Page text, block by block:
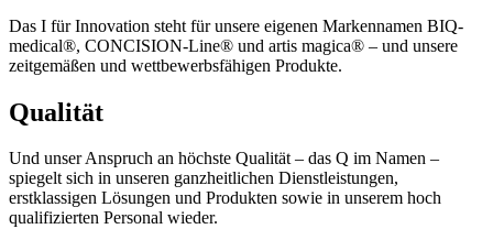
Das I für Innovation steht für unsere eigenen Markennamen BIQ-
medical®, CONCISION-Line® und artis magica® – und unsere
zeitgemäßen und wettbewerbsfähigen Produkte.
Qualität
Und unser Anspruch an höchste Qualität – das Q im Namen –
spiegelt sich in unseren ganzheitlichen Dienstleistungen,
erstklassigen Lösungen und Produkten sowie in unserem hoch
qualifizierten Personal wieder.